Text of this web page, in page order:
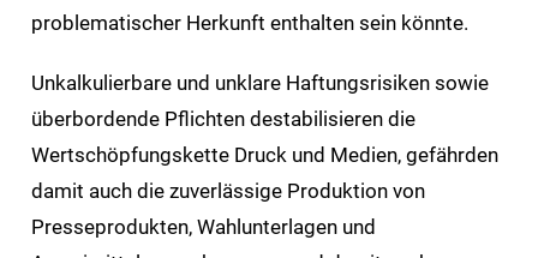
problematischer Herkunft enthalten sein könnte.
Unkalkulierbare und unklare Haftungsrisiken sowie
überbordende Pflichten destabilisieren die
Wertschöpfungskette Druck und Medien, gefährden
damit auch die zuverlässige Produktion von
Presseprodukten, Wahlunterlagen und